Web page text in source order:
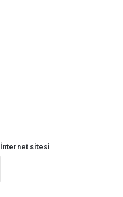
İnternet sitesi